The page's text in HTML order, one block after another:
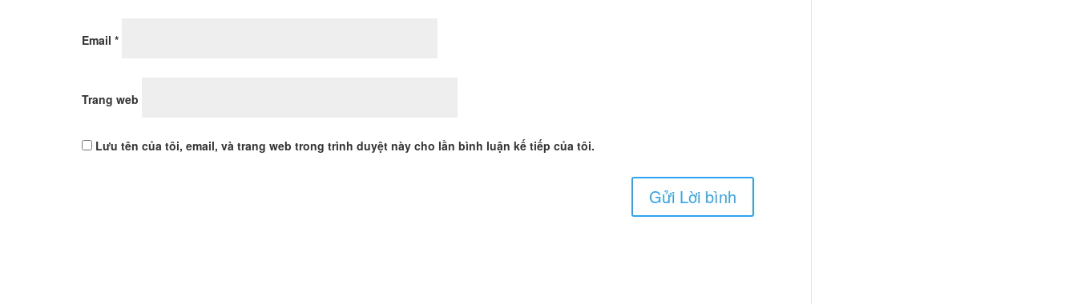
Email *
Trang web
Lưu tên của tôi, email, và trang web trong trình duyệt này cho lần bình luận kế tiếp của tôi.